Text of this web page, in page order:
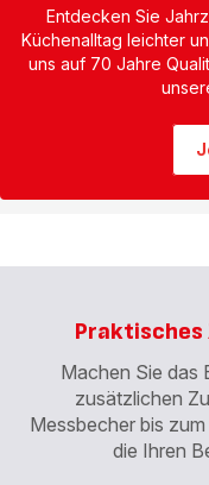
Entdecken Sie
Küchenalltag leichter
uns auf 70 Jahre
Praktisches
Machen Sie das
zusätzlichen
Messbecher bis
die Ihren